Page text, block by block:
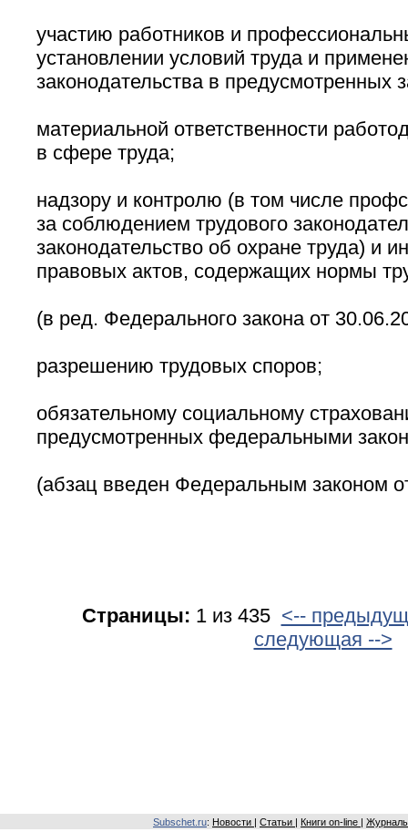
участию работников и
установлении условий труда и
законодательства в предусмотренных
материальной ответственности
в сфере труда;
надзору и контролю (в том числе
за соблюдением трудового
законодательство об охране труда) и
правовых актов, содержащих нормы
(в ред. Федерального закона от
разрешению трудовых споров;
обязательному социальному
предусмотренных федеральными
(абзац введен Федеральным законом
Страницы: 1 из 435 <--
следующая -->
Subschet.ru: Новости Статьи Книги on-line